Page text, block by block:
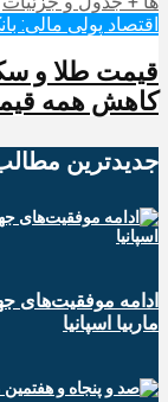
اقتصاد پولی مالی:
کاهش همه
جدیدترین‌
ادامه موفقیت‌های
ماربیا اسپانیا